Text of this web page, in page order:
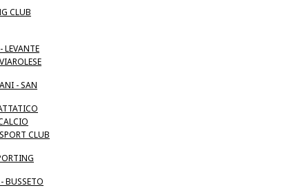
CLUB
LEVANTE
- SAN
CLUB
BUSSETO